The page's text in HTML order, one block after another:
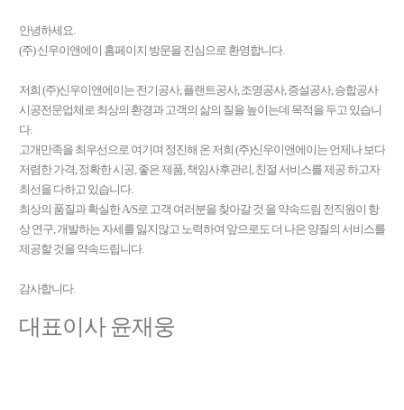
안녕하세요.
(주) 신우이앤에이 홈페이지 방문을 진심으로 환영합니다.
저희 (주)신우이앤에이는 전기공사, 플랜트공사, 조명공사, 증설공사, 승합공사
시공전문업체로 최상의 환경과 고객의 삶의 질을 높이는데 목적을 두고 있습니
다.
고개만족을 최우선으로 여기며 정진해 온 저희 (주)신우이앤에이는 언제나 보다
저렴한 가격, 정확한 시공, 좋은 제품, 책임사후관리, 친절 서비스를 제공 하고자
최선을 다하고 있습니다.
최상의 품질과 확실한 A/S로 고객 여러분을 찾아갈 것 을 약속드림 전직원이 항
상 연구, 개발하는 자세를 잃지않고 노력하여 앞으로도 더 나은 양질의 서비스를
제공할 것을 약속드립니다.
감사합니다.
대표이사 윤재웅